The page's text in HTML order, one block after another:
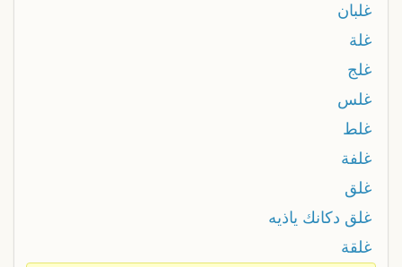
غلبان
غلة
غلج
غلس
غلط
غلفة
غلق
غلق دكانك ياذيه
غلقة